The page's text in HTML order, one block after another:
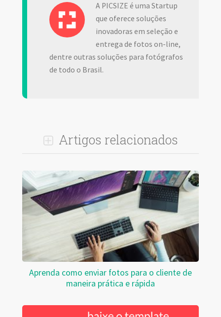
A PICSIZE é uma Startup
que oferece soluções
inovadoras em seleção e
entrega de fotos on-line,
dentre outras soluções para fotógrafos
de todo o Brasil.
Artigos relacionados
Aprenda como enviar fotos para o cliente de
maneira prática e rápida